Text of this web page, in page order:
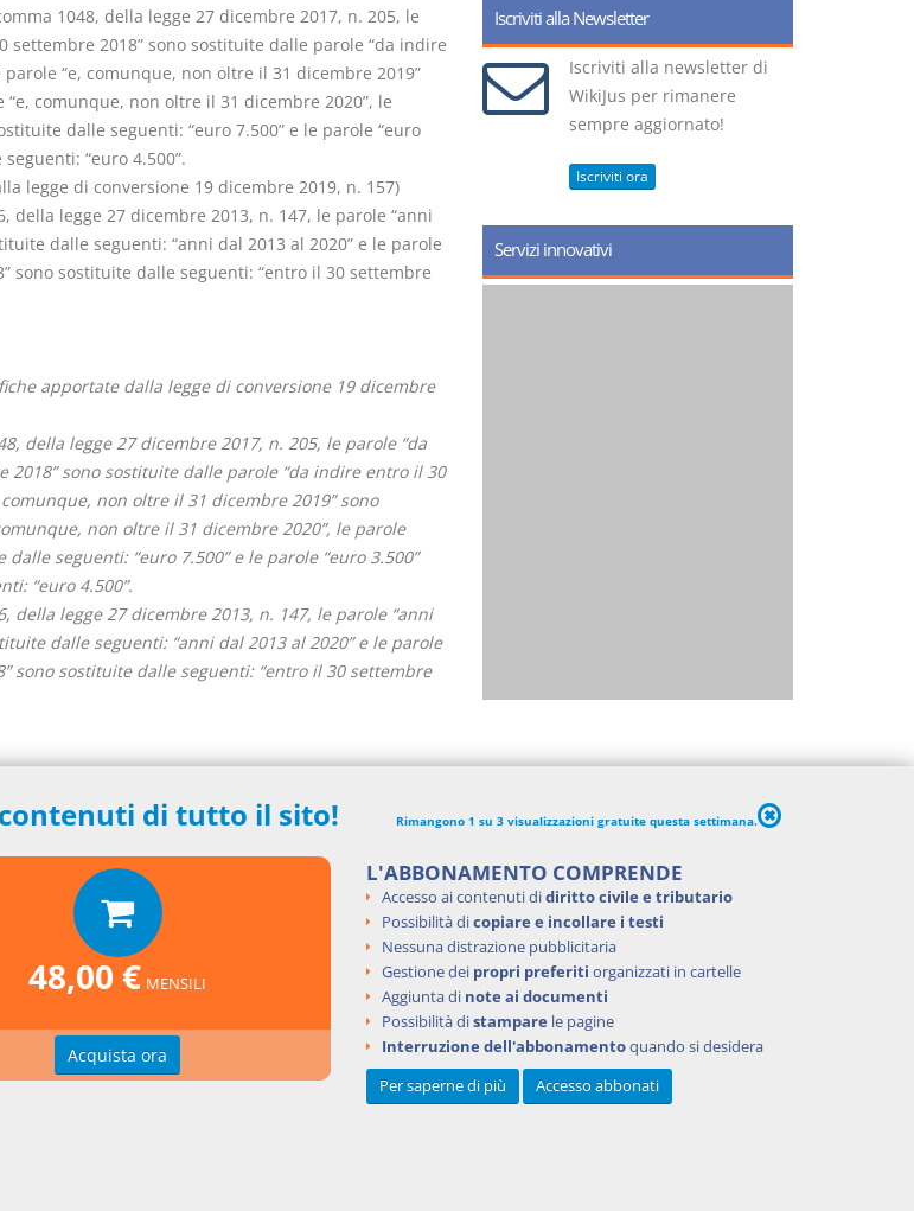
1048, della legge 27 dicembre 2017, n. 205, le
settembre 2018” sono sostituite dalle parole “da indire
“e, comunque, non oltre il 31 dicembre 2019”
comunque, non oltre il 31 dicembre 2020”, le
dalle seguenti: “euro 7.500” e le parole “euro
“euro 4.500”.
legge di conversione 19 dicembre 2019, n. 157)
della legge 27 dicembre 2013, n. 147, le parole “anni
dalle seguenti: “anni dal 2013 al 2020” e le parole
sono sostituite dalle seguenti: “entro il 30 settembre
apportate dalla legge di conversione 19 dicembre
della legge 27 dicembre 2017, n. 205, le parole “da
sono sostituite dalle parole “da indire entro il 30
non oltre il 31 dicembre 2019” sono
non oltre il 31 dicembre 2020”, le parole
dalle seguenti: “euro 7.500” e le parole “euro 3.500”
“euro 4.500”.
della legge 27 dicembre 2013, n. 147, le parole “anni
dalle seguenti: “anni dal 2013 al 2020” e le parole
sono sostituite dalle seguenti: “entro il 30 settembre
124
Iscriviti alla Newsletter
Iscriviti alla newsletter di
WikiJus per rimanere
sempre aggiornato!
Iscriviti ora
Servizi innovativi
di tutto il sito! Rimangono 1 su 3 visualizzazioni gratuite questa settimana.
48,00 € MENSILI
Acquista ora
L'ABBONAMENTO COMPRENDE
Accesso ai contenuti didiritto civile e tributario
Possibilità dicopiare e incollare i testi
Nessuna distrazione pubblicitaria
Gestione dei propri preferiti organizzati in cartelle
Aggiunta di note ai documenti
Possibilità distampare le pagine
Interruzione dell'abbonamentoquando si desidera
Per saperne di più
Accesso abbonati